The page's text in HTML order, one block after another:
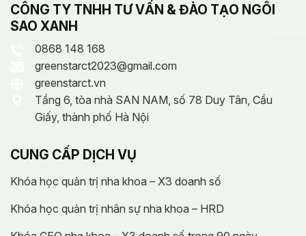
CÔNG TY TNHH TƯ VẤN & ĐÀO TẠO NGÔI
SAO XANH
0868 148 168
greenstarct2023@gmail.com
greenstarct.vn
Tầng 6, tòa nhà SAN NAM, số 78 Duy Tân, Cầu
Giấy, thành phố Hà Nội
CUNG CẤP DỊCH VỤ
Khóa học quản trị nha khoa – X3 doanh số
Khóa học quản trị nhân sự nha khoa – HRD